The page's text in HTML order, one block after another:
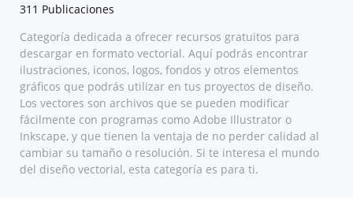
311 Publicaciones
Categoría dedicada a ofrecer recursos gratuitos para
descargar en formato vectorial. Aquí podrás encontrar
ilustraciones, iconos, logos, fondos y otros elementos
gráficos que podrás utilizar en tus proyectos de diseño.
Los vectores son archivos que se pueden modificar
fácilmente con programas como Adobe Illustrator o
Inkscape, y que tienen la ventaja de no perder calidad al
cambiar su tamaño o resolución. Si te interesa el mundo
del diseño vectorial, esta categoría es para ti.